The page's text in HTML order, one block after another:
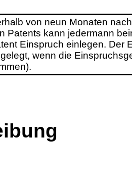
von neun Monaten
Patents kann jedermann
Einspruch einlegen. Der
wenn die